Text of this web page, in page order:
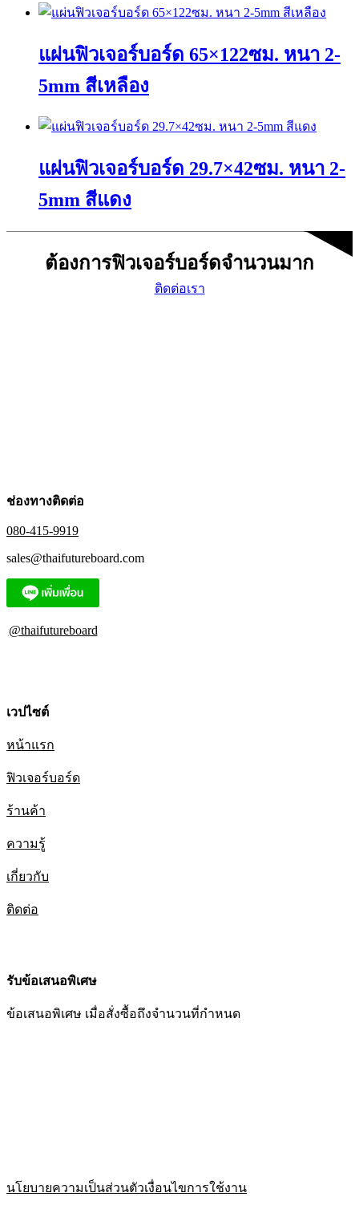
be
the
product
page
This
product
multiple
variants.
The
options
be
the
product
page
แผ่นฟิวเจอร์บอร์ด 65×122ซม. หนา 2-
5mm สีเหลือง
This
multiple
variants.
The
options
chosen
on
แผ่นฟิวเจอร์บอร์ด 29.7×42ซม. หนา 2-
5mm สีแดง
product
has
ต้องการฟิวเจอร์บอร์ดจำนวนมาก
ติดต่อเรา
ช่องทางติดต่อ
080-415-9919
sales@thaifutureboard.com
@thaifutureboard
เวปไซต์
หน้าแรก
ฟิวเจอร์บอร์ด
ร้านค้า
ความรู้
เกี่ยวกับ
ติดต่อ
รับข้อเสนอพิเศษ
ข้อเสนอพิเศษ เมื่อสั่งซื้อถึงจำนวนที่กำหนด
นโยบายความเป็นส่วนตัวเงื่อนไขการใช้งาน